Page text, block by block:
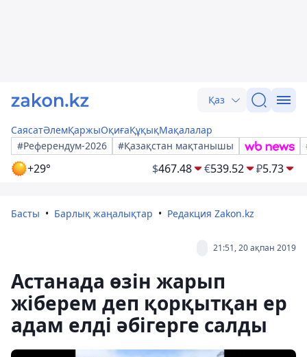
Қаз
СаясатӘлемҚаржыОқиғаҚұқықМақалалар
#Референдум-2026
#Қазақстан мақтанышы
+29° $467.48 €539.52 ₽5.73
Басты Барлық жаңалықтар Редакция Zakon.kz
21:51, 20 ақпан 2019
Астанада өзін жарып
жіберем деп қорқытқан ер
адам елді әбігерге салды